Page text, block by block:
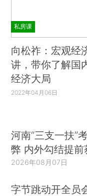
私房课
向松祚：宏观经
讲，带你了解国
经济大局
2022年04月06日
河南“三支一扶”
弊 内外勾结提前
2026年08月07日
字节跳动开全员